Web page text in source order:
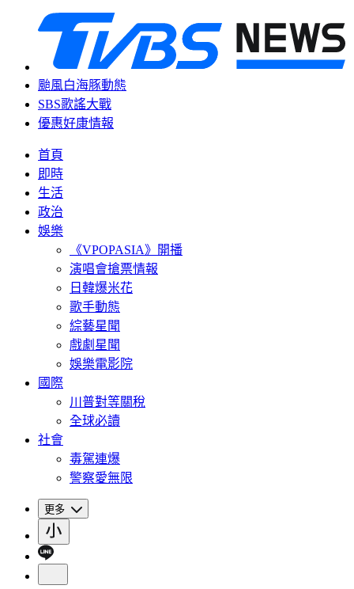
颱風白海豚動態
SBS歌謠大戰
優惠好康情報
首頁
即時
生活
政治
娛樂
《VPOPASIA》開播
演唱會搶票情報
日韓爆米花
歌手動態
綜藝星聞
戲劇星聞
娛樂電影院
國際
川普對等關稅
全球必讀
社會
毒駕連爆
警察愛無限
更多